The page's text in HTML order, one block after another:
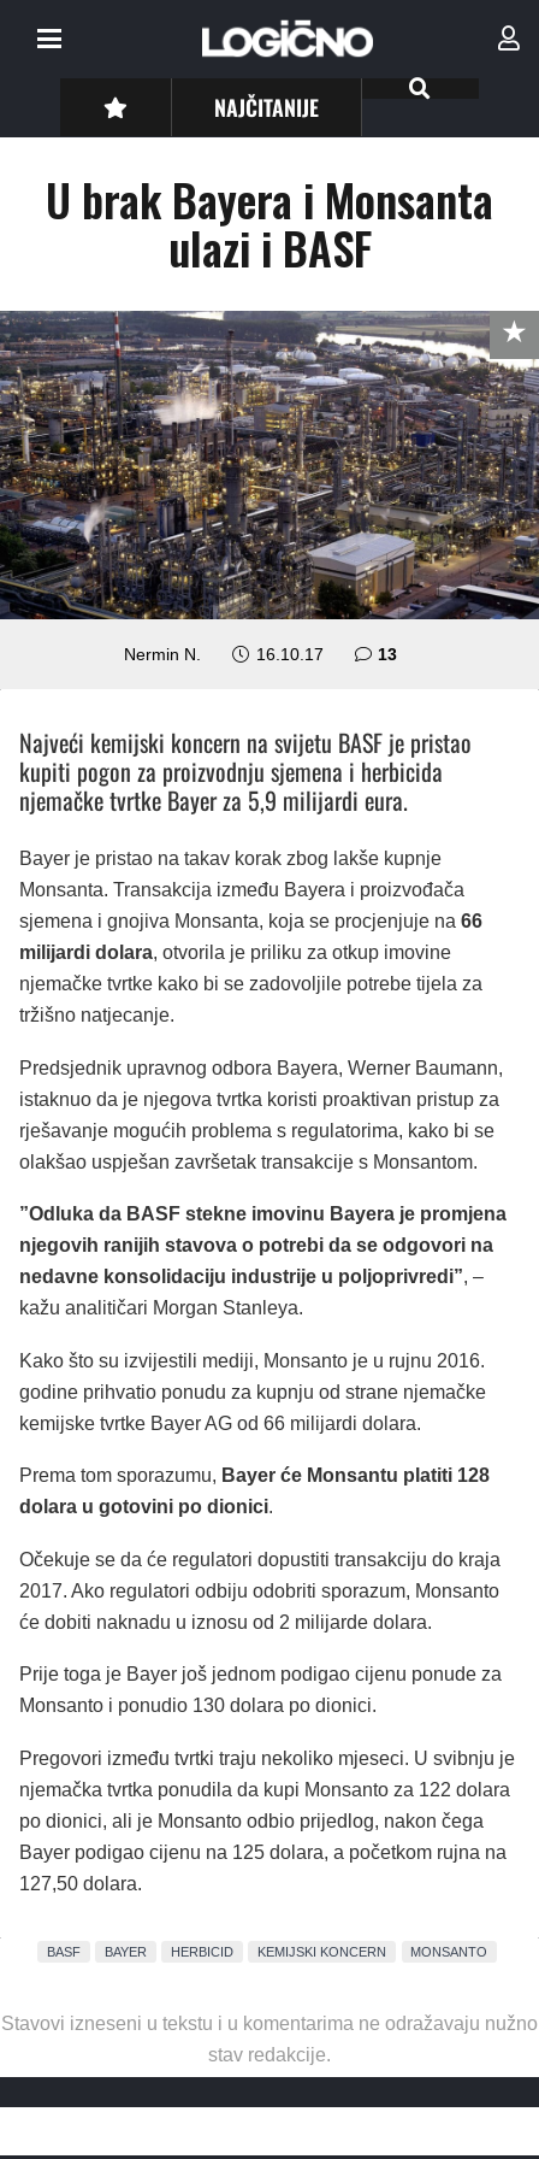
NAJČITANIJE
U brak Bayera i Monsanta
ulazi i BASF
Nermin N. 16.10.17 13komentara
Najveći kemijski koncern na svijetu BASF je pristao
kupiti pogon za proizvodnju sjemena i herbicida
njemačke tvrtke Bayer za 5,9 milijardi eura.
Bayer je pristao na takav korak zbog lakše kupnje
Monsanta. Transakcija između Bayera i proizvođača
sjemena i gnojiva Monsanta, koja se procjenjuje na 66
milijardi dolara, otvorila je priliku za otkup imovine
njemačke tvrtke kako bi se zadovoljile potrebe tijela za
tržišno natjecanje.
Predsjednik upravnog odbora Bayera, Werner Baumann,
istaknuo da je njegova tvrtka koristi proaktivan pristup za
rješavanje mogućih problema s regulatorima, kako bi se
olakšao uspješan završetak transakcije s Monsantom.
”Odluka da BASF stekne imovinu Bayera je promjena
njegovih ranijih stavova o potrebi da se odgovori na
nedavne konsolidaciju industrije u poljoprivredi”, –
kažu analitičari Morgan Stanleya.
Kako što su izvijestili mediji, Monsanto je u rujnu 2016.
godine prihvatio ponudu za kupnju od strane njemačke
kemijske tvrtke Bayer AG od 66 milijardi dolara.
Prema tom sporazumu, Bayer će Monsantu platiti 128
dolara u gotovini po dionici.
Očekuje se da će regulatori dopustiti transakciju do kraja
2017. Ako regulatori odbiju odobriti sporazum, Monsanto
će dobiti naknadu u iznosu od 2 milijarde dolara.
Prije toga je Bayer još jednom podigao cijenu ponude za
Monsanto i ponudio 130 dolara po dionici.
Pregovori između tvrtki traju nekoliko mjeseci. U svibnju je
njemačka tvrtka ponudila da kupi Monsanto za 122 dolara
po dionici, ali je Monsanto odbio prijedlog, nakon čega
Bayer podigao cijenu na 125 dolara, a početkom rujna na
127,50 dolara.
BASF BAYER HERBICID KEMIJSKI KONCERN MONSANTO
Stavovi izneseni u tekstu i u komentarima ne odražavaju nužno
stav redakcije.